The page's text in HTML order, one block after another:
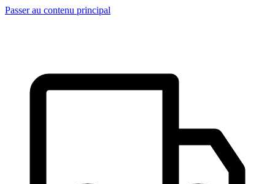
Passer au contenu principal